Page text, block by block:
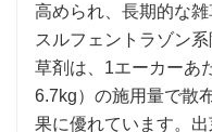
高められ、長期的な雑
スルフェントラゾン
草剤は、1エーカーあ
6.7kg）の施用量で散
果に優れています。